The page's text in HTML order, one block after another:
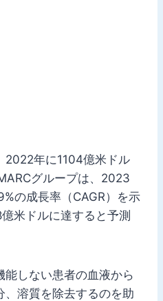
2022年に1104億米ドル
グループは、2023
の成長率（CAGR）を示
米ドルに達すると予測
しない患者の血液から
溶質を除去するのを助